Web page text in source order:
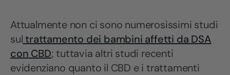
Attualmente non ci sono numerosissimi studi
sultrattamento dei bambini affetti da DSA
con CBD; tuttavia altri studi recenti
evidenziano quanto il CBD e i trattamenti